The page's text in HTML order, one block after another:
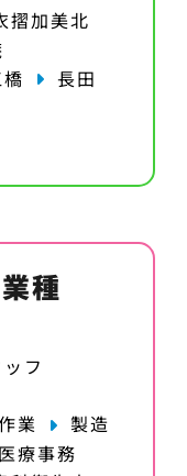
摺加美北
長田
種
フ
業
製造
医療事務